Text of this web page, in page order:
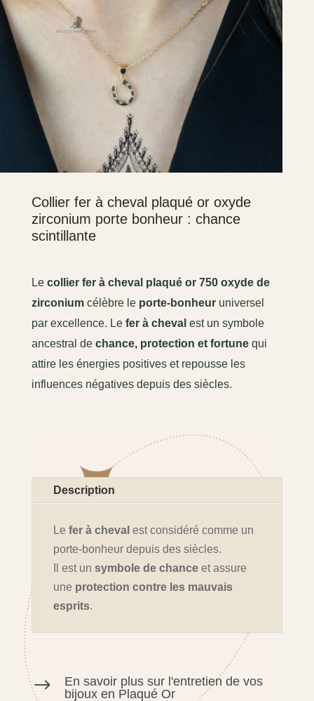
Collier fer à cheval plaqué or oxyde
zirconium porte bonheur : chance
scintillante
Le collier fer à cheval plaqué or 750 oxyde de
zirconiumcélèbre le porte-bonheuruniversel
par excellence. Le fer à cheval est un symbole
ancestral de chance, protection et fortunequi
attire les énergies positives et repousse les
influences négatives depuis des siècles.
Description
Le fer à cheval est considéré comme un
porte-bonheur depuis des siècles.
Il est un symbole de chanceet assure
une protection contre les mauvais
esprits.
$
En savoir plus sur l'entretien de vos
bijoux en Plaqué Or